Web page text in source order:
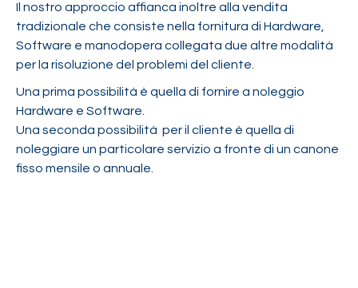
Il nostro approccio affianca inoltre alla vendita
tradizionale che consiste nella fornitura di Hardware,
Software e manodopera collegata due altre modalità
per la risoluzione del problemi del cliente.
Una prima possibilità è quella di fornire a noleggio
Hardware e Software.
Una seconda possibilità per il cliente è quella di
noleggiare un particolare servizio a fronte di un canone
fisso mensile o annuale.